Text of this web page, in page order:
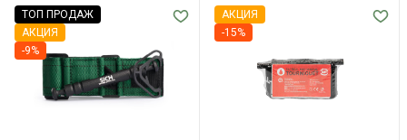
ТОП ПРОДАЖ
АКЦИЯ
-9%
АКЦИЯ
-15%